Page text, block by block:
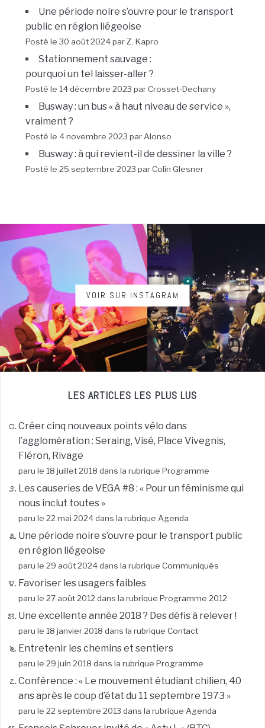
Une période noire s’ouvre pour le transport
public en région liégeoise
Posté le 30 août 2024 par Z. Kapro
Stationnement sauvage :
pourquoi un tel laisser-aller ?
Posté le 14 décembre 2023 par Crosset-Dechany
Busway : un bus « à haut niveau de service »,
vraiment ?
Posté le 4 novembre 2023 par Alonso
Busway : à qui revient-il de dessiner la ville ?
Posté le 25 septembre 2023 par Colin Glesner
VOIR SUR INSTAGRAM
LES ARTICLES LES PLUS LUS
Créer cinq nouveaux points vélo dans
l’agglomération : Seraing, Visé, Place Vivegnis,
Fléron, Rivage
paru le 18 juillet 2018 dans la rubrique Programme
Les causeries de VEGA #8 : « Pour un féminisme qui
nous inclut toutes »
paru le 22 mai 2024 dans la rubrique Agenda
Une période noire s’ouvre pour le transport public
en région liégeoise
paru le 29 août 2024 dans la rubrique Communiqués
Favoriser les usagers faibles
paru le 27 août 2012 dans la rubrique Programme 2012
Une excellente année 2018 ? Des défis à relever !
paru le 18 janvier 2018 dans la rubrique Contact
Entretenir les chemins et sentiers
paru le 29 juin 2018 dans la rubrique Programme
Conférence : « Le mouvement étudiant chilien, 40
ans après le coup d’état du 11 septembre 1973 »
paru le 22 septembre 2013 dans la rubrique Agenda